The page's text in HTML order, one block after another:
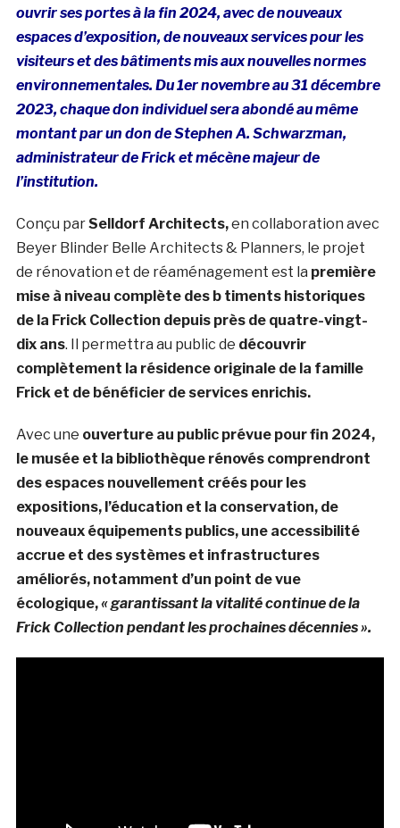
ouvrir ses portes à la fin 2024, avec de nouveaux
espaces d’exposition, de nouveaux services pour les
visiteurs et des bâtiments mis aux nouvelles normes
environnementales. Du 1er novembre au 31 décembre
2023, chaque don individuel sera abondé au même
montant par un don de Stephen A. Schwarzman,
administrateur de Frick et mécène majeur de
l’institution.
Conçu parSelldorf Architects,en collaboration avec
Beyer Blinder Belle Architects & Planners, le projet
de rénovation et de réaménagement est la première
mise à niveau complète des b timents historiques
de la Frick Collection depuis près de quatre-vingt-
dix ans. Il permettra au public de découvrir
complètement la résidence originale de la famille
Frick et de bénéficier de services enrichis.
Avec une ouverture au public prévue pour fin 2024,
le musée et la bibliothèque rénovés comprendront
des espaces nouvellement créés pour les
expositions, l’éducation et la conservation, de
nouveaux équipements publics, une accessibilité
accrue et des systèmes et infrastructures
améliorés, notamment d’un point de vue
écologique,« garantissant la vitalité continue de la
Frick Collection pendant les prochaines décennies ».